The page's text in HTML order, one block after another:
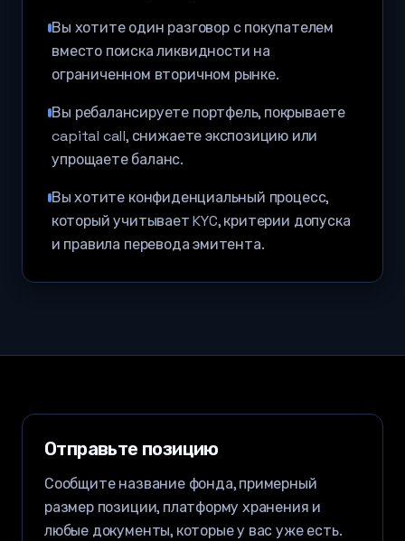
Вы хотите один разговор с покупателем
вместо поиска ликвидности на
ограниченном вторичном рынке.
Вы ребалансируете портфель, покрываете
capital call, снижаете экспозицию или
упрощаете баланс.
Вы хотите конфиденциальный процесс,
который учитывает KYC, критерии допуска
и правила перевода эмитента.
Отправьте позицию
Сообщите название фонда, примерный
размер позиции, платформу хранения и
любые документы, которые у вас уже есть.